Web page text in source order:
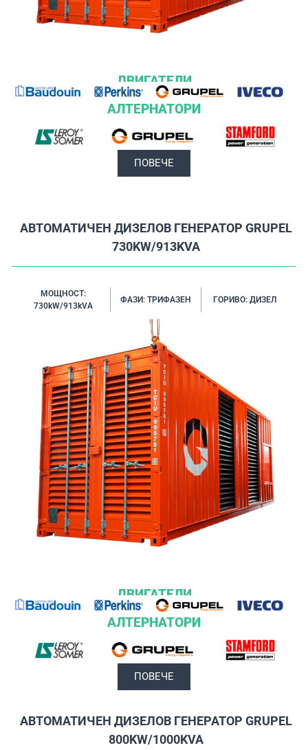
ДВИГАТЕЛИ
АЛТЕРНАТОРИ
ПОВЕЧЕ
АВТОМАТИЧЕН ДИЗЕЛОВ ГЕНЕРАТОР GRUPEL
730KW/913KVA
МОЩНОСТ:
730kW/913kVA
ФАЗИ: ТРИФАЗЕН ГОРИВО: ДИЗЕЛ
ДВИГАТЕЛИ
АЛТЕРНАТОРИ
ПОВЕЧЕ
АВТОМАТИЧЕН ДИЗЕЛОВ ГЕНЕРАТОР GRUPEL
800KW/1000KVA